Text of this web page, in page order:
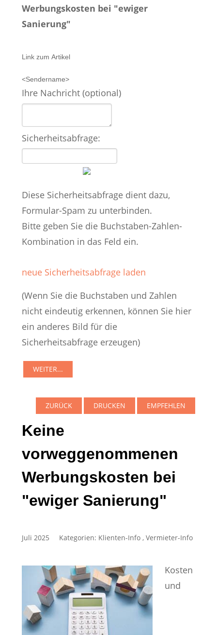
Werbungskosten bei "ewiger
Sanierung"
Link zum Artikel
<Sendername>
Ihre Nachricht (optional)
Sicherheitsabfrage:
Diese Sicherheitsabfrage dient dazu,
Formular-Spam zu unterbinden.
Bitte geben Sie die Buchstaben-Zahlen-
Kombination in das Feld ein.
neue Sicherheitsabfrage laden
(Wenn Sie die Buchstaben und Zahlen
nicht eindeutig erkennen, können Sie hier
ein anderes Bild für die
Sicherheitsabfrage erzeugen)
ZURÜCK DRUCKEN EMPFEHLEN
Keine
vorweggenommenen
Werbungskosten bei
"ewiger Sanierung"
Juli 2025 Kategorien: Klienten-Info, Vermieter-Info
Kosten
und